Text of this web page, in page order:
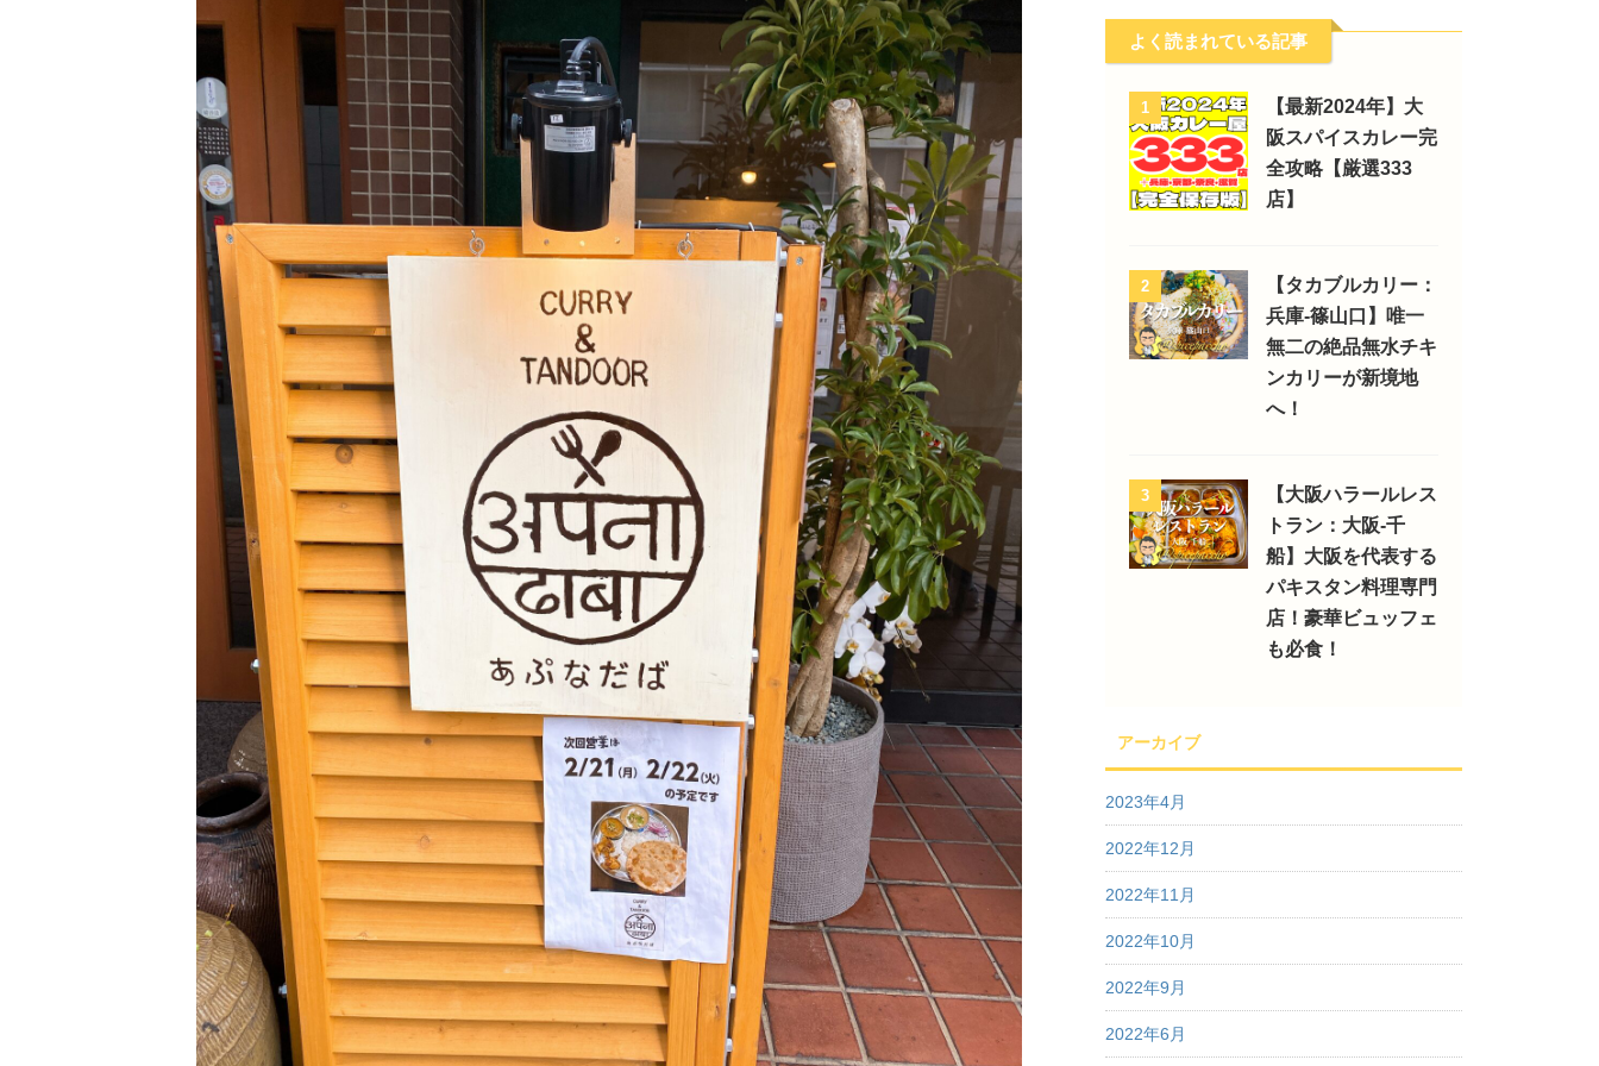
よく読まれている記事
1
【最新2024年】大
阪スパイスカレー完
全攻略【厳選333
店】
2
【タカブルカリー：
兵庫-篠山口】唯一
無二の絶品無水チキ
ンカリーが新境地
へ！
3
【大阪ハラールレス
トラン：大阪-千
船】大阪を代表する
パキスタン料理専門
店！豪華ビュッフェ
も必食！
アーカイブ
2023年4月
2022年12月
2022年11月
2022年10月
2022年9月
2022年6月